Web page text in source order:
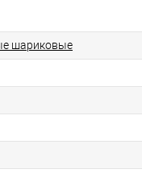
шариковые